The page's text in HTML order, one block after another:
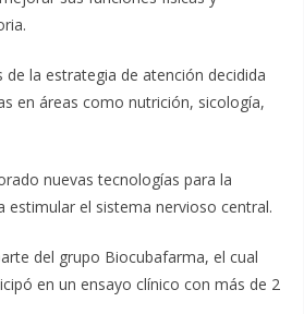
la estrategia de atención decidida
en áreas como nutrición, sicología,
nuevas tecnologías para la
el sistema nervioso central.
del grupo Biocubafarma, el cual
en un ensayo clínico con más de 2